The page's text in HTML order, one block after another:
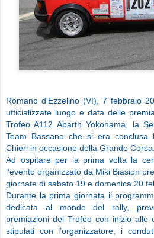
Romano d'Ezzelino (VI), 7 febbraio
ufficializzate luogo e data delle
Trofeo A112 Abarth Yokohama, la
Team Bassano che si era
Chieri in occasione della Grande Corsa.
Ad ospitare per la prima volta la
l’evento organizzato da Miki Biasion
giornate di sabato 19 e domenica 20
Durante la prima giornata il
dedicata al mondo del rally,
premiazioni del Trofeo con inizio
stipulati con l’organizzatore, i